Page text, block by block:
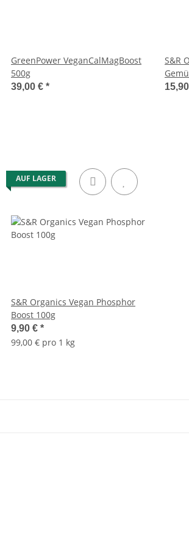
GreenPower VeganCalMagBoost
500g
39,00 € *
S&R
AUF LAGER
S&R Organics Vegan Phosphor
Boost 100g
9,90 € *
99,00 € pro 1 kg